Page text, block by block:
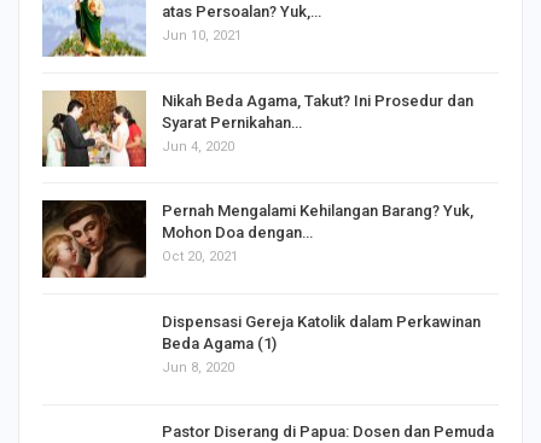
atas Persoalan? Yuk,…
Jun 10, 2021
Nikah Beda Agama, Takut? Ini Prosedur dan
Syarat Pernikahan…
Jun 4, 2020
Pernah Mengalami Kehilangan Barang? Yuk,
Mohon Doa dengan…
Oct 20, 2021
Dispensasi Gereja Katolik dalam Perkawinan
Beda Agama (1)
Jun 8, 2020
Pastor Diserang di Papua: Dosen dan Pemuda